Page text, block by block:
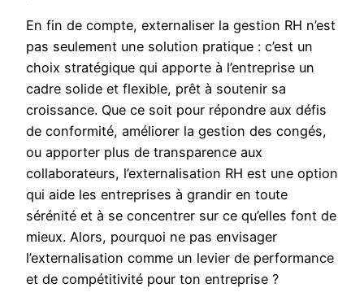
En fin de compte, externaliser la gestion RH n’est
pas seulement une solution pratique : c’est un
choix stratégique qui apporte à l’entreprise un
cadre solide et flexible, prêt à soutenir sa
croissance. Que ce soit pour répondre aux défis
de conformité, améliorer la gestion des congés,
ou apporter plus de transparence aux
collaborateurs, l’externalisation RH est une option
qui aide les entreprises à grandir en toute
sérénité et à se concentrer sur ce qu’elles font de
mieux. Alors, pourquoi ne pas envisager
l’externalisation comme un levier de performance
et de compétitivité pour ton entreprise ?